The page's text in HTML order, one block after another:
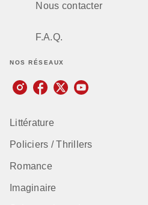
Nous contacter
F.A.Q.
NOS RÉSEAUX
Littérature
Policiers / Thrillers
Romance
Imaginaire